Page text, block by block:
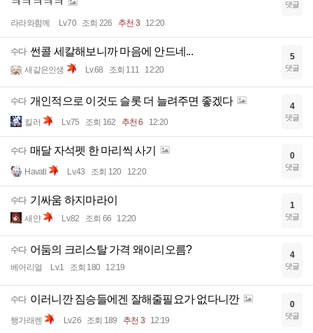
ㅋㅋㅋㅋㅋ
라라와함께 Lv.70 조회 226 추천 3 12:20
댓글
수다 썬콜 세칼해보니까 마음에 안드네...
새같은인생 Lv.68 조회 111 12:20
5
댓글
수다 개인적으로 이것도 슬롯 더 늘려주면 좋겠다
킬러 Lv.75 조회 162 추천 6 12:20
4
댓글
수다 매달 자석펫 한 마리씩 사기
Havati Lv.43 조회 120 12:20
0
댓글
수다 기싸움 하지마라이
새얀 Lv.82 조회 66 12:20
1
댓글
수다 어둠의 크리스탈 가격 왜이리오름?
베어리얼 Lv.1 조회 180 12:19
4
댓글
수다 이러니깐 짐승들에겐 잘해줄필요가 없다니깐
행가래렌 Lv.26 조회 189 추천 3 12:19
0
댓글